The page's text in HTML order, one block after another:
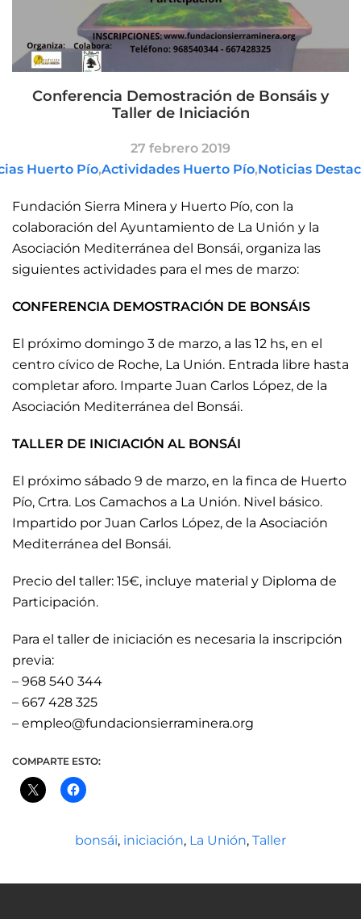
Conferencia Demostración de Bonsáis y
Taller de Iniciación
27 febrero 2019
Huerto Pío,Actividades Huerto Pío,Noticias
Fundación Sierra Minera y Huerto Pío, con la
colaboración del Ayuntamiento de La Unión y la
Asociación Mediterránea del Bonsái, organiza las
siguientes actividades para el mes de marzo:
CONFERENCIA DEMOSTRACIÓN DE BONSÁIS
El próximo domingo 3 de marzo, a las 12 hs, en el
centro cívico de Roche, La Unión. Entrada libre hasta
completar aforo. Imparte Juan Carlos López, de la
Asociación Mediterránea del Bonsái.
TALLER DE INICIACIÓN AL BONSÁI
El próximo sábado 9 de marzo, en la finca de Huerto
Pío, Crtra. Los Camachos a La Unión. Nivel básico.
Impartido por Juan Carlos López, de la Asociación
Mediterránea del Bonsái.
Precio del taller: 15€, incluye material y Diploma de
Participación.
Para el taller de iniciación es necesaria la inscripción
previa:
– 968 540 344
– 667 428 325
– empleo@fundacionsierraminera.org
COMPARTE ESTO:
bonsái, iniciación, La Unión, Taller